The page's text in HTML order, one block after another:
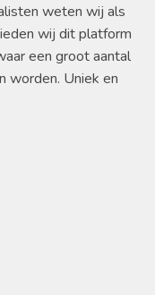
weten wij als
wij dit platform
een groot aantal
worden. Uniek en